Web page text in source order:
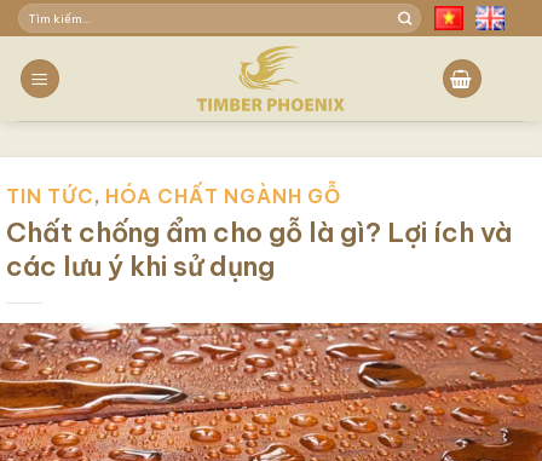
Skip
to
content
Tìm
TIN TỨC, HÓA CHẤT NGÀNH GỖ
Chất chống ẩm cho gỗ là gì? Lợi ích và
các lưu ý khi sử dụng